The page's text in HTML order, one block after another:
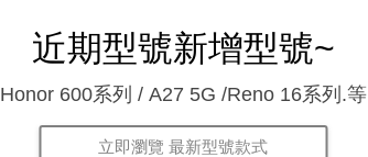
近期型號新增型號~
Honor 600系列 / A27 5G /Reno 16系列.等
立即瀏覽 最新型號款式